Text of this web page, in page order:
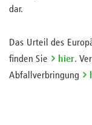
dar.
Das Urteil des
finden Sie
hier.
Abfallverbringung